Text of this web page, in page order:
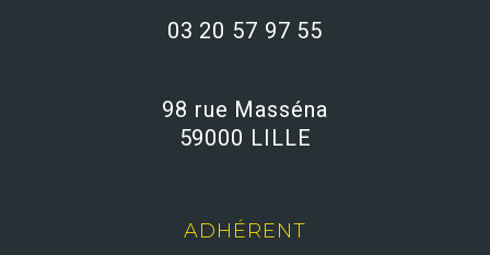
03 20 57 97 55
98 rue Masséna
59000 LILLE
ADHÉRENT